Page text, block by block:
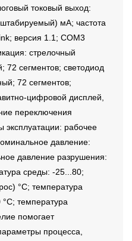
токовый выход:
мА; частота
версия 1.1; COM3
стрелочный
72 сегментов; светодиод
72 сегментов;
цифровой дисплей,
переключения
эксплуатации: рабочее
давление:
давление разрушения:
среды: -25...80;
°C; температура
температура
помогает
процесса,